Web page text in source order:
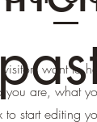
want to
are, what
start editing